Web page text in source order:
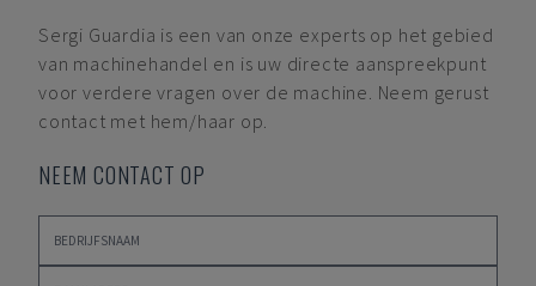
Sergi Guardia is een van onze experts op het gebied
van machinehandel en is uw directe aanspreekpunt
voor verdere vragen over de machine. Neem gerust
contact met hem/haar op.
NEEM CONTACT OP